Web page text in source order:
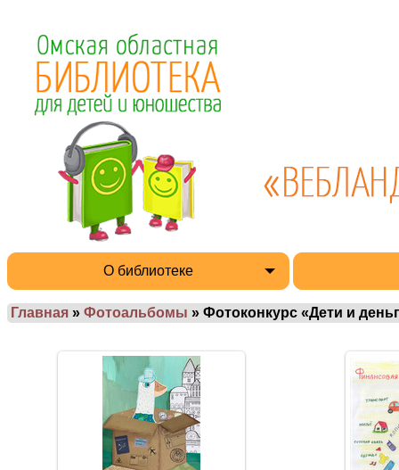
О библиотеке
Главная » Фотоальбомы » Фотоконкурс «Дети и